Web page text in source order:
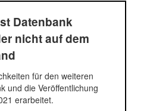
GmbH
804.500 Euro
804500
Datenbank
nicht auf dem
für den weiteren
und die Veröffentlichung
erarbeitet.